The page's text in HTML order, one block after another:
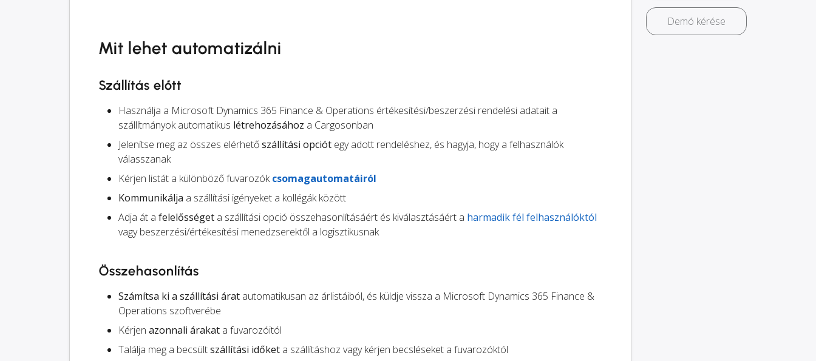
Mit lehet automatizálni
Szállítás előtt
Használja a Microsoft Dynamics 365 Finance & Operations értékesítési/beszerzési rendelési adatait a
szállítmányok automatikus létrehozásához a Cargosonban
Jelenítse meg az összes elérhetőszállítási opciót egy adott rendeléshez, és hagyja, hogy a felhasználók
válasszanak
Kérjen listát a különböző fuvarozókcsomagautomatáiról
Kommunikálja a szállítási igényeket a kollégák között
Adja át a felelősséget a szállítási opció összehasonlításáért és kiválasztásáért a harmadik fél felhasználóktól
vagy beszerzési/értékesítési menedzserektől a logisztikusnak
Összehasonlítás
Számítsa ki a szállítási árat automatikusan az árlistáiból, és küldje vissza a Microsoft Dynamics 365 Finance &
Operations szoftverébe
Kérjen azonnali árakat a fuvarozóitól
Találja meg a becsültszállítási időket a szállításhoz vagy kérjen becsléseket a fuvarozóktól
Demó kérése